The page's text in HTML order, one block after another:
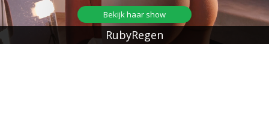
RubyRegen
Bekijk haar show